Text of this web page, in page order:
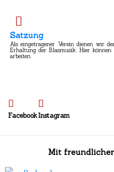
Satzung
Als eingetragener Verein dienen wir
Erhaltung der Blasmusik. Hier können
arbeiten.
FacebookInstagram
Mit